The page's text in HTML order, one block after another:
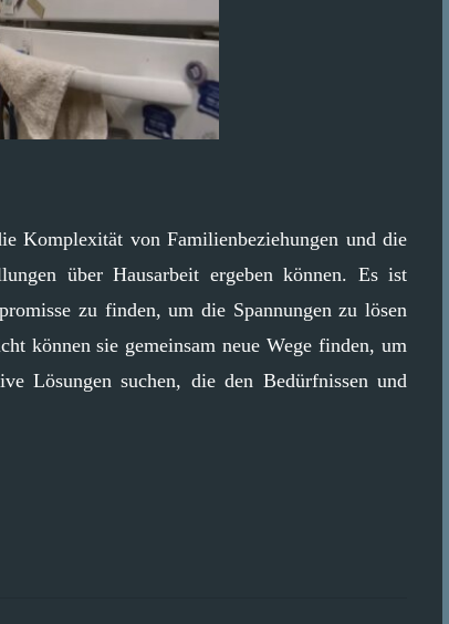
Komplexität von Familienbeziehungen und die
über Hausarbeit ergeben können. Es ist
zu finden, um die Spannungen zu lösen
können sie gemeinsam neue Wege finden, um
Lösungen suchen, die den Bedürfnissen und